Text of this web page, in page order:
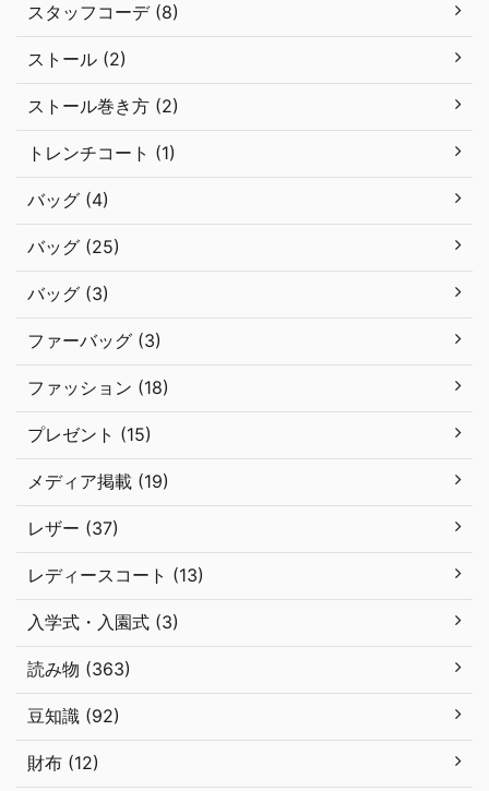
スタッフコーデ (8)
ストール (2)
ストール巻き方 (2)
トレンチコート (1)
バッグ (4)
バッグ (25)
バッグ (3)
ファーバッグ (3)
ファッション (18)
プレゼント (15)
メディア掲載 (19)
レザー (37)
レディースコート (13)
入学式・入園式 (3)
読み物 (363)
豆知識 (92)
財布 (12)